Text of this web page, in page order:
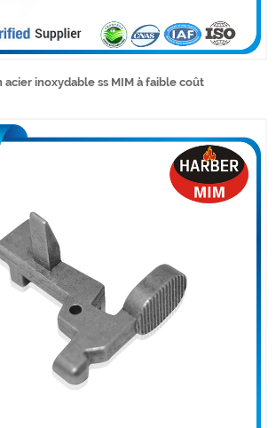
acier inoxydable ss MIM à faible coût